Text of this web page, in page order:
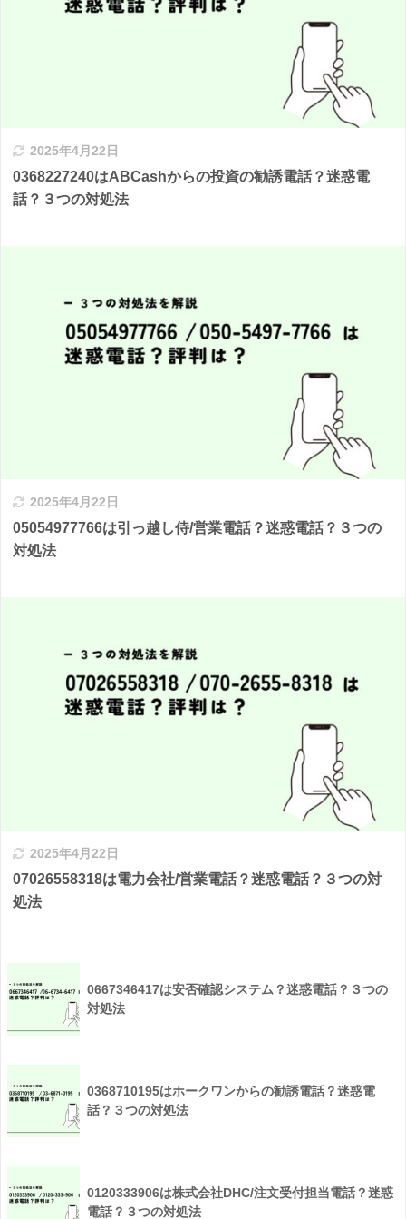
2025年4月22日
0368227240はABCashからの投資の勧誘電話？迷惑電
話？３つの対処法
2025年4月22日
05054977766は引っ越し侍/営業電話？迷惑電話？３つの
対処法
2025年4月22日
07026558318は電力会社/営業電話？迷惑電話？３つの対
処法
0667346417は安否確認システム？迷惑電話？３つの
対処法
0368710195はホークワンからの勧誘電話？迷惑電
話？３つの対処法
0120333906は株式会社DHC/注文受付担当電話？迷惑
電話？３つの対処法